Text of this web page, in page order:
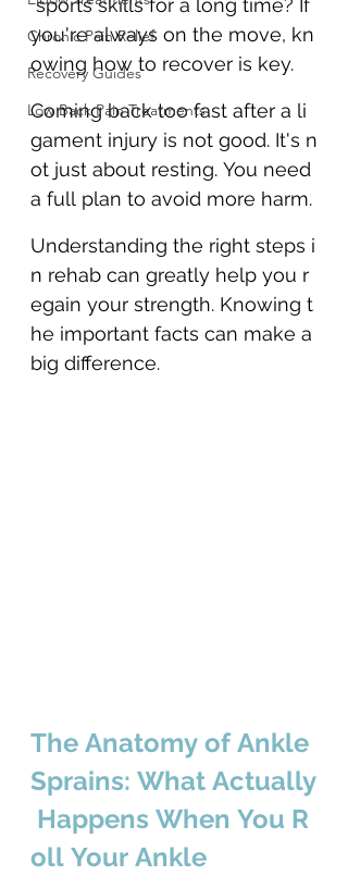
Chronic Pain Relief
Recovery Guides
Low Back Pain Treatments
you're always on the move, kn
owing how to recover is key.
Coming back too fast after a li
gament injury is not good. It's n
ot just about resting. You need
a full plan to avoid more harm.
Understanding the right steps i
n rehab can greatly help you r
egain your strength. Knowing t
he important facts can make a
big difference.
The Anatomy of Ankle
Sprains: What Actually
Happens When You R
oll Your Ankle